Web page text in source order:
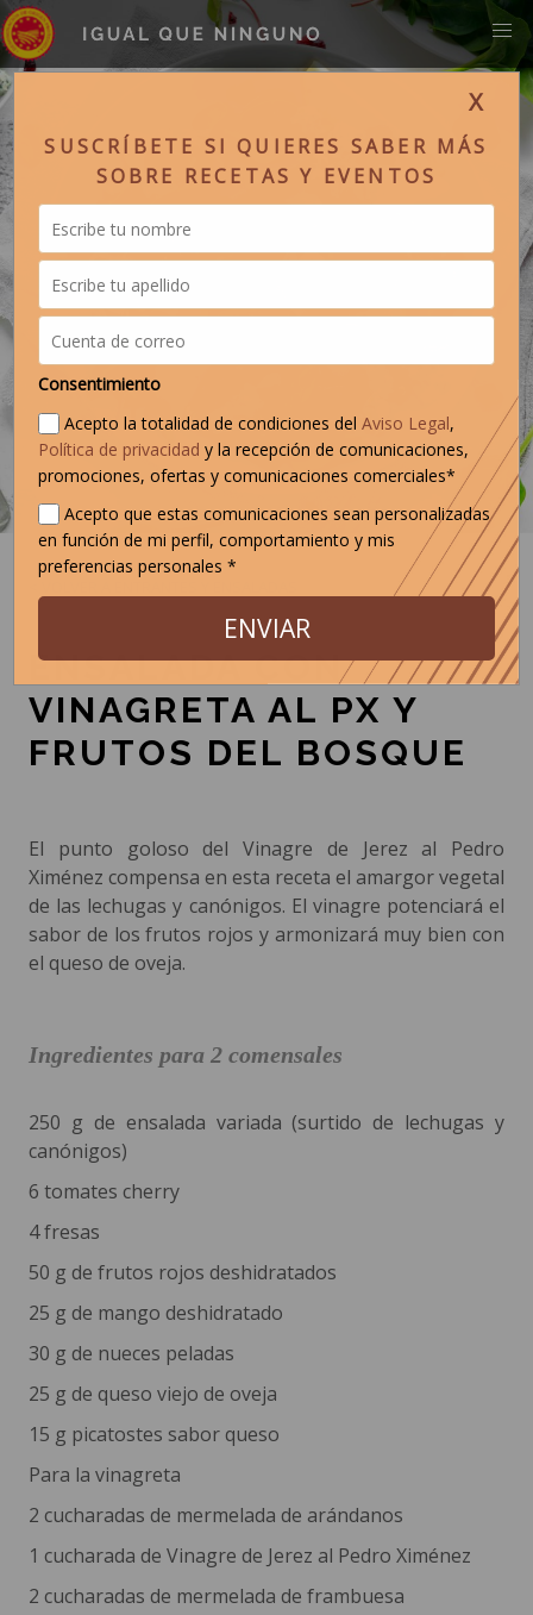
ENSALADA CON
VINAGRETA AL PX Y
FRUTOS DEL BOSQUE
El punto goloso del Vinagre de Jerez al Pedro
Ximénez compensa en esta receta el amargor vegetal
de las lechugas y canónigos. El vinagre potenciará el
sabor de los frutos rojos y armonizará muy bien con
el queso de oveja.
Ingredientes para 2 comensales
250 g de ensalada variada (surtido de lechugas y
canónigos)
6 tomates cherry
4 fresas
50 g de frutos rojos deshidratados
25 g de mango deshidratado
30 g de nueces peladas
25 g de queso viejo de oveja
15 g picatostes sabor queso
Para la vinagreta
2 cucharadas de mermelada de arándanos
1 cucharada de Vinagre de Jerez al Pedro Ximénez
2 cucharadas de mermelada de frambuesa
X
SUSCRÍBETE SI QUIERES SABER MÁS
SOBRE RECETAS Y EVENTOS
Consentimiento
Acepto la totalidad de condiciones delAviso Legal,
Política de privacidad y la recepción de comunicaciones,
promociones, ofertas y comunicaciones comerciales*
Acepto que estas comunicaciones sean personalizadas
en función de mi perfil, comportamiento y mis
preferencias personales *
ENVIAR